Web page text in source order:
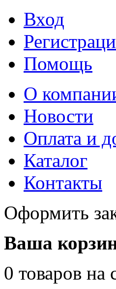
Вход
Помощь
О
Новости
Оплата и
Каталог
Контакты
Оформить
Ваша
0 товаров на